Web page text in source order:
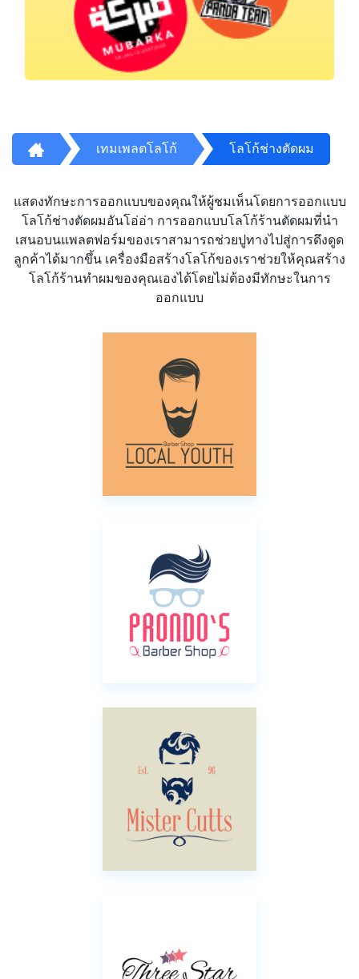
เทมเพลตโลโก้ โลโก้ช่างตัดผม
แสดงทักษะการออกแบบของคุณให้ผู้ชมเห็นโดยการออกแบบ
โลโก้ช่างตัดผมอันโอ่อ่า การออกแบบโลโก้ร้านตัดผมที่นำ
เสนอบนแพลตฟอร์มของเราสามารถช่วยปูทางไปสู่การดึงดูด
ลูกค้าได้มากขึ้น เครื่องมือสร้างโลโก้ของเราช่วยให้คุณสร้าง
โลโก้ร้านทำผมของคุณเองได้โดยไม่ต้องมีทักษะในการ
ออกแบบ